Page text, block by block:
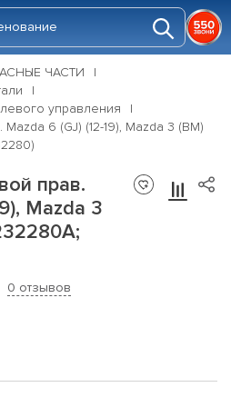
ЧАСТИ
управления
6 (GJ) (12-19), Mazda 3 (BM)
прав.
Mazda 3
0 отзывов